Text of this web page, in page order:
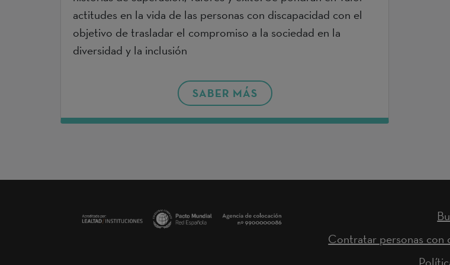
actitudes en la vida de las personas con discapacidad con el
objetivo de trasladar el compromiso a la sociedad en la
diversidad y la inclusión
SABER MÁS
Contratar personas con